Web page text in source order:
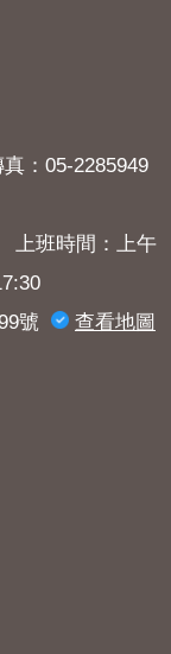
：05-2285949
班時間：上午
號
查看地圖